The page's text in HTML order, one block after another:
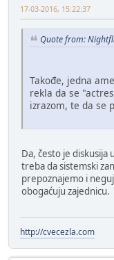
17-03-2016, 15:22:37
Quote from:
Takođe, jedna
rekla da se
izrazom, te da se
Da, često je
treba da sistemski
prepoznajemo i
obogaćuju zajednicu.
http://cvecezla.com